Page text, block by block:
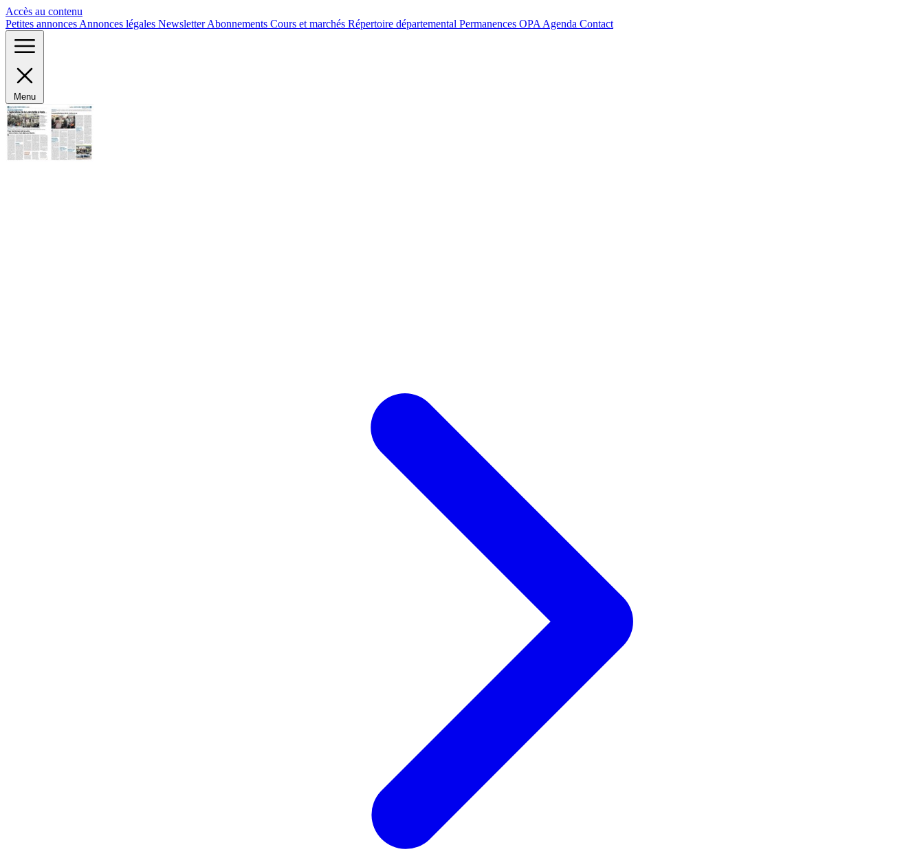
Accès au contenu
Petites annonces Annonces légales NewsletterAbonnements Cours et marchés Répertoire départemental Permanences OPA Agenda Contact
Menu
Panneau de gestion des cookies